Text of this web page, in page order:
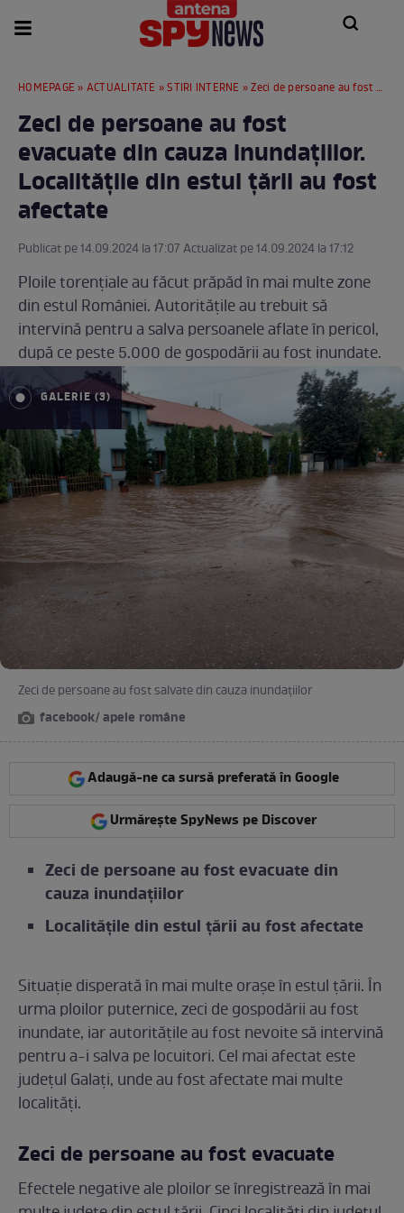
HOMEPAGE » ACTUALITATE »STIRI INTERNE » Zeci de persoane au fost evacuate din cauza inundațiilor. Localitățile din estul țării au fost afectate
Zeci de persoane au fost
evacuate din cauza inundațiilor.
Localitățile din estul țării au fost
afectate
Publicat pe 14.09.2024 la 17:07 Actualizat pe 14.09.2024 la 17:12
Ploile torențiale au făcut prăpăd în mai multe zone
din estul României. Autoritățile au trebuit să
intervină pentru a salva persoanele aflate în pericol,
după ce peste 5.000 de gospodării au fost inundate.
GALERIE (3)
Zeci de persoane au fost salvate din cauza inundațiilor
facebook/ apele române
Adaugă-ne ca sursă preferată în Google
Urmărește SpyNews pe Discover
Zeci de persoane au fost evacuate din
cauza inundațiilor
Localitățile din estul țării au fost afectate
Situație disperată în mai multe orașe în estul țării. În
urma ploilor puternice, zeci de gospodării au fost
inundate, iar autoritățile au fost nevoite să intervină
pentru a-i salva pe locuitori. Cel mai afectat este
județul Galați, unde au fost afectate mai multe
localități.
Zeci de persoane au fost evacuate
Efectele negative ale ploilor se înregistrează în mai